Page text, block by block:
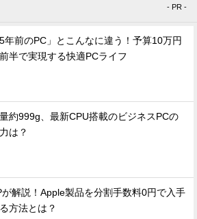
- PR -
5年前のPC」とこんなに違う！予算10万円
半で実現する快適PCライフ
約999g、最新CPU搭載のビジネスPCの
は？
が解説！Apple製品を分割手数料0円で入手
方法とは？